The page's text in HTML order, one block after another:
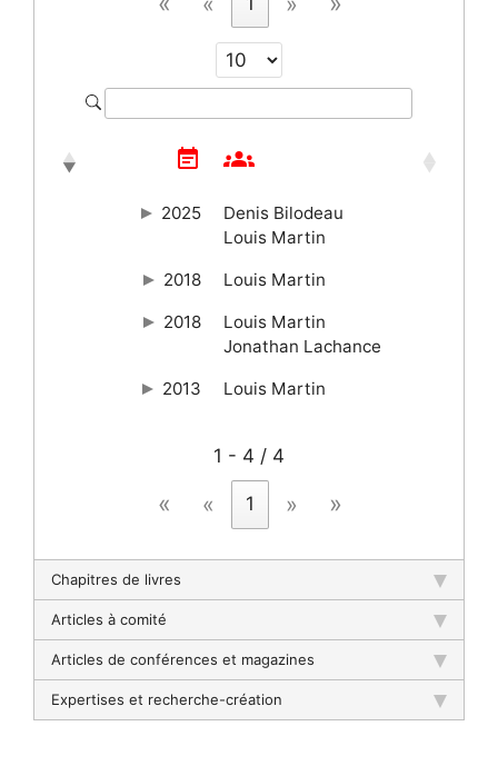
event_note groups
2025
Denis Bilodeau
Louis Martin
2018
Louis Martin
2018
Louis Martin
Jonathan Lachance
2013
Louis Martin
1 - 4 / 4
« « 1 » »
Chapitres de livres
Articles à comité
Articles de conférences et magazines
Expertises et recherche-création